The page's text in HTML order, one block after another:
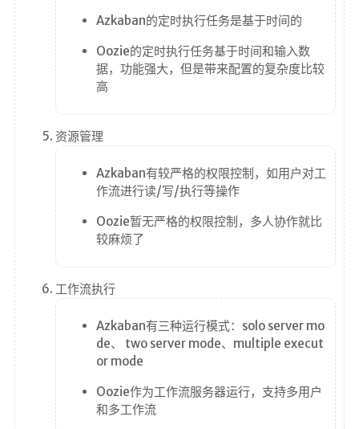
Azkaban的定时执行任务是基于时间的
Oozie的定时执行任务基于时间和输入数
据，功能强大，但是带来配置的复杂度比较
高
资源管理
Azkaban有较严格的权限控制，如用户对工
作流进行读/写/执行等操作
Oozie暂无严格的权限控制，多人协作就比
较麻烦了
工作流执行
Azkaban有三种运行模式：solo server mo
de、 two server mode、multiple execut
or mode
Oozie作为工作流服务器运行，支持多用户
和多工作流